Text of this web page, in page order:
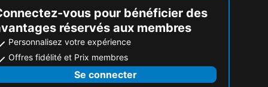
vous pour bénéficier des
réservés aux membres
Personnalisez votre expérience
Offres fidélité et Prix membres
Se connecter